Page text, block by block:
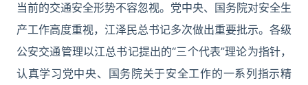
当前的交通安全形势不容忽视。党中央、国务院对安全生
产工作高度重视，江泽民总书记多次做出重要批示。各级
公安交通管理以江总书记提出的“三个代表”理论为指针，
认真学习党中央、国务院关于安全工作的一系列指示精